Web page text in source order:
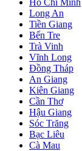
Hồ Chí Minh
Long An
Tiền Giang
Bến Tre
Trà Vinh
Vĩnh Long
Đồng Tháp
An Giang
Kiên Giang
Cần Thơ
Hậu Giang
Sóc Trăng
Bạc Liêu
Cà Mau